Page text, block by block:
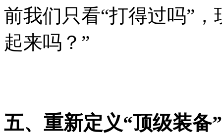
前我们只看“打得过吗”
起来吗？”
五、重新定义“顶级装备